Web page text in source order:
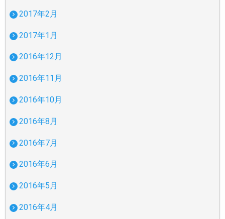
2017年2月
2017年1月
2016年12月
2016年11月
2016年10月
2016年8月
2016年7月
2016年6月
2016年5月
2016年4月